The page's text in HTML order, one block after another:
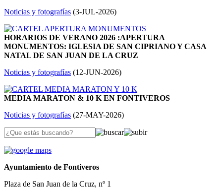
Noticias y fotografías (3-JUL-2026)
HORARIOS DE VERANO 2026 :APERTURA
MONUMENTOS: IGLESIA DE SAN CIPRIANO Y CASA
NATAL DE SAN JUAN DE LA CRUZ
Noticias y fotografías (12-JUN-2026)
MEDIA MARATON & 10 K EN FONTIVEROS
Noticias y fotografías (27-MAY-2026)
Ayuntamiento de Fontiveros
Plaza de San Juan de la Cruz, nº 1